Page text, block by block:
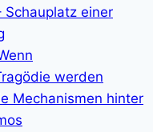
Schauplatz einer
werden
Mechanismen hinter